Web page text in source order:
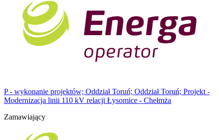
P - wykonanie projektów; Oddział Toruń; Oddział Toruń; Projekt -
Modernizacja linii 110 kV relacji Łysomice - Chełmża
Zamawiający